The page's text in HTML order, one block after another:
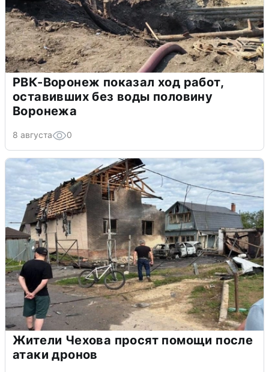
РВК-Воронеж показал ход работ,
оставивших без воды половину
Воронежа
8 августа 0
Жители Чехова просят помощи после
атаки дронов